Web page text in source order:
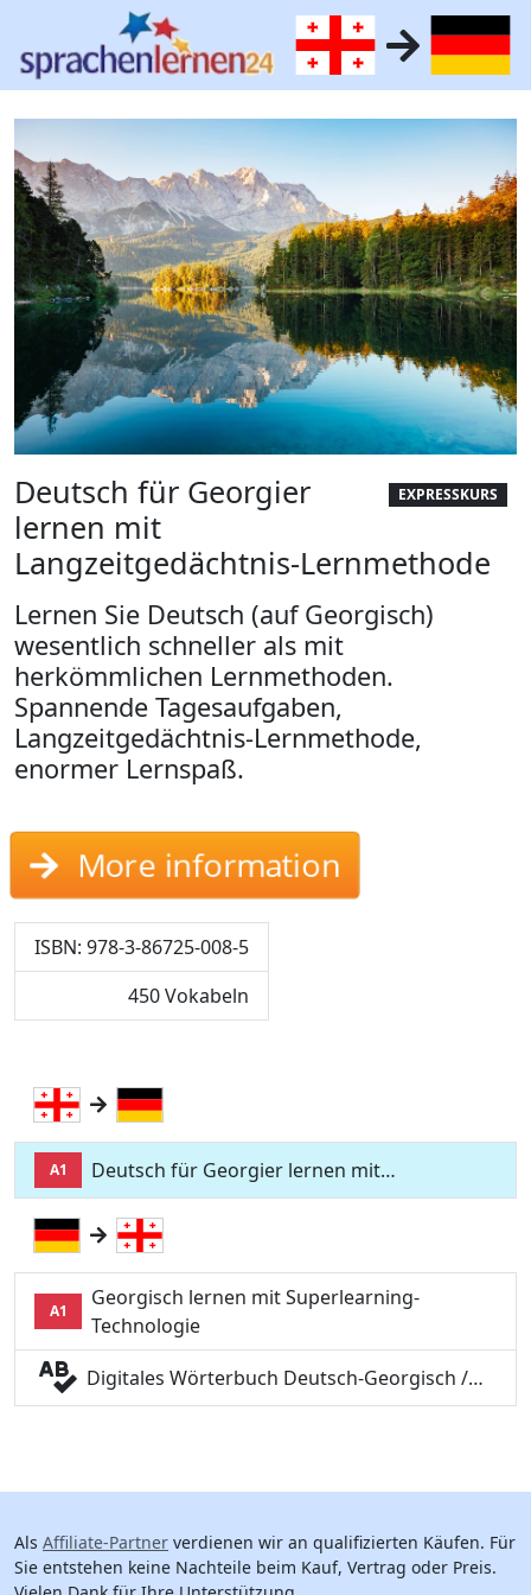
EXPRESSKURS
Deutsch für Georgier
lernen mit
Langzeitgedächtnis-Lernmethode
Lernen Sie Deutsch (auf Georgisch)
wesentlich schneller als mit
herkömmlichen Lernmethoden.
Spannende Tagesaufgaben,
Langzeitgedächtnis-Lernmethode,
enormer Lernspaß.
More information
ISBN: 978-3-86725-008-5
450 Vokabeln
A1 Deutsch für Georgier lernen mit…
A1
Georgisch lernen mit Superlearning-
Technologie
Digitales Wörterbuch Deutsch-Georgisch /…
Als Affiliate-Partner verdienen wir an qualifizierten Käufen. Für
Sie entstehen keine Nachteile beim Kauf, Vertrag oder Preis.